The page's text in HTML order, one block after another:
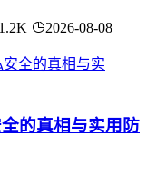
2026-08-08
的真相与实用防